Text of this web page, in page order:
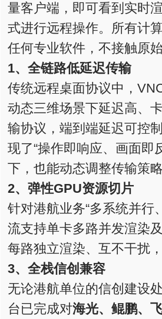
量客户端，即可看到实时
式进行远程操作。所有计
任何专业软件，不接触原始
1、全链路低延迟传输
传统远程桌面协议中，
动态三维场景下延迟高、
输协议，端到端延迟可控
现了“操作即响应、画面即
下，也能动态调整传输策
2、弹性GPU资源切片
针对港航业务“多系统并行
流支持单卡多路并发渲染
每路独立渲染、互不干扰
3、全栈信创兼容
无论港航单位的信创建设
台已完成对海光、鲲鹏、